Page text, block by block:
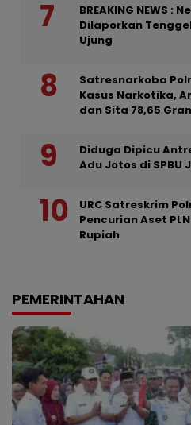
BREAKING NEWS :
Dilaporkan
Ujung
Satresnarkoba
Kasus Narkotika,
dan Sita 78,65
Diduga Dipicu
Adu Jotos di SPBU
URC Satreskrim
Pencurian Aset
Rupiah
PEMERINTAHAN